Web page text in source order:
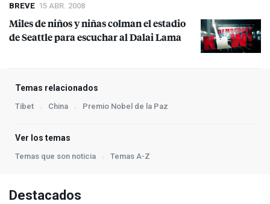
BREVE 15 ABR. 2008
Miles de niños y niñas colman el estadio
de Seattle para escuchar al Dalai Lama
Temas relacionados
Tibet China Premio Nobel de la Paz
Ver los temas
Temas que son noticia Temas A-Z
Destacados